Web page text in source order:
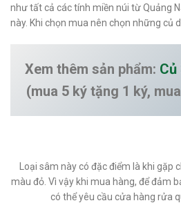
như tất cả các tính miền núi từ Quảng
này. Khi chọn mua nên chọn những củ
Xem thêm sản phẩm: Củ
(mua 5 ký tặng 1 ký,
Loại sâm này có đặc điểm là khi gặp
màu đỏ. Vì vậy khi mua hàng, để đảm
có thể yêu cầu cửa hàng rửa